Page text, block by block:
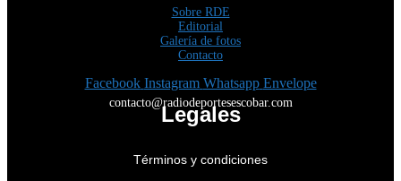
Sobre RDE
Editorial
Galería de fotos
Contacto
Facebook Instagram Whatsapp Envelope
contacto@radiodeportesescobar.com
Legales
Términos y condiciones